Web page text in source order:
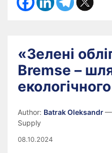
«Зелені
Bremse –
Author: Batrak Oleksandr—
Supply
08.10.2024